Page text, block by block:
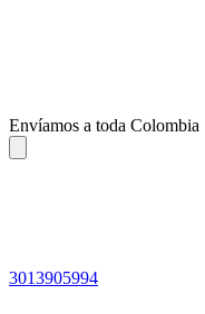
Envíamos a toda Colombia
3013905994